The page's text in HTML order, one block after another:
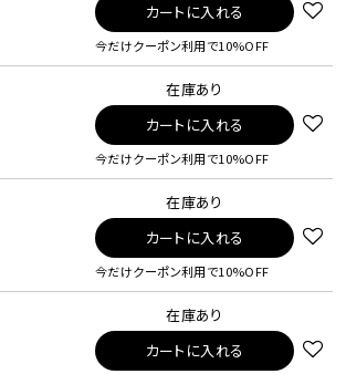
カートに入れる
今だけクーポン利用で10%OFF
在庫あり
カートに入れる
今だけクーポン利用で10%OFF
在庫あり
カートに入れる
今だけクーポン利用で10%OFF
在庫あり
カートに入れる